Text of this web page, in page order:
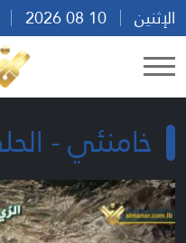
الإثنين
خامنئي -